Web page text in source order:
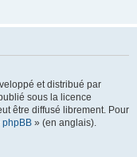
et distribué par
sous la licence
être diffusé librement. Pour
phpBB » (en anglais).